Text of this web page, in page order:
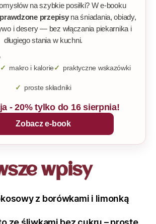
na szybkie posiłki? W e-booku
przepisyna śniadania, obiady,
i desery — bez włączania piekarnika i
długiego stania w kuchni.
makro i kalorie
praktyczne wskazówki
proste składniki
- 20% tylko do 16 sierpnia!
Zobacz e-book
wpisy
z borówkami i limonką